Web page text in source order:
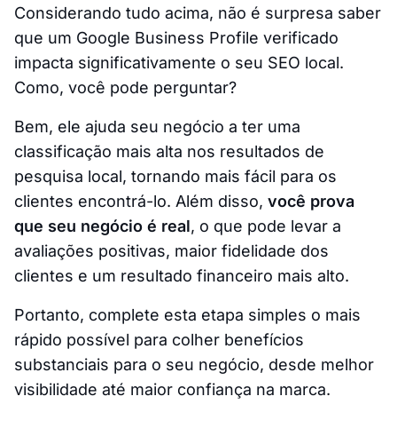
Considerando tudo acima, não é surpresa saber
que um Google Business Profile verificado
impacta significativamente o seu SEO local.
Como, você pode perguntar?
Bem, ele ajuda seu negócio a ter uma
classificação mais alta nos resultados de
pesquisa local, tornando mais fácil para os
clientes encontrá-lo. Além disso, você prova
que seu negócio é real, o que pode levar a
avaliações positivas, maior fidelidade dos
clientes e um resultado financeiro mais alto.
Portanto, complete esta etapa simples o mais
rápido possível para colher benefícios
substanciais para o seu negócio, desde melhor
visibilidade até maior confiança na marca.